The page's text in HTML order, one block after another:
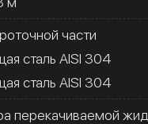
части
сталь AISI 304
сталь AISI 304
перекачиваемой